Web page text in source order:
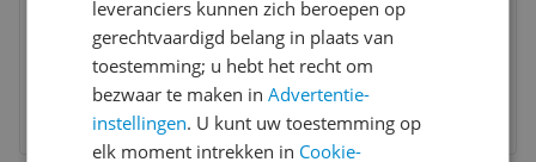
leveranciers kunnen zich beroepen op
gerechtvaardigd belang in plaats van
toestemming; u hebt het recht om
bezwaar te maken inAdvertentie-
instellingen. U kunt uw toestemming op
elk moment intrekken in Cookie-